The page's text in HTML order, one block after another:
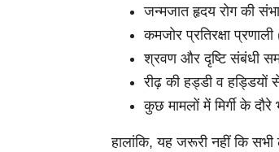
जन्मजात हृदय रोग की
कमजोर प्रतिरक्षा
श्रवण और दृष्टि संबंधी
रीढ़ की हड्डी व हड्डियों से
कुछ मामलों में मिर्गी के
हालांकि, यह जरूरी नहीं कि